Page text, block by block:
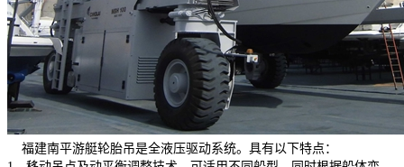
福建南平游艇轮胎吊是全液压驱动系统。具有以下特点：